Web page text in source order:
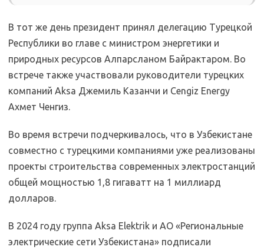
В тот же день президент принял делегацию Турецкой
Республики во главе с министром энергетики и
природных ресурсов Алпарсланом Байрактаром. Во
встрече также участвовали руководители турецких
компаний Aksa Джемиль Казанчи и Cengiz Energy
Ахмет Ченгиз.
Во время встречи подчеркивалось, что в Узбекистане
совместно с турецкими компаниями уже реализованы
проекты строительства современных электростанций
общей мощностью 1,8 гигаватт на 1 миллиард
долларов.
В 2024 году группа Aksa Elektrik и АО «Региональные
электрические сети Узбекистана» подписали